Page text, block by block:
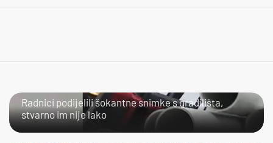
Radnici podijelili šokantne snimke s gradilišta,
stvarno im nije lako